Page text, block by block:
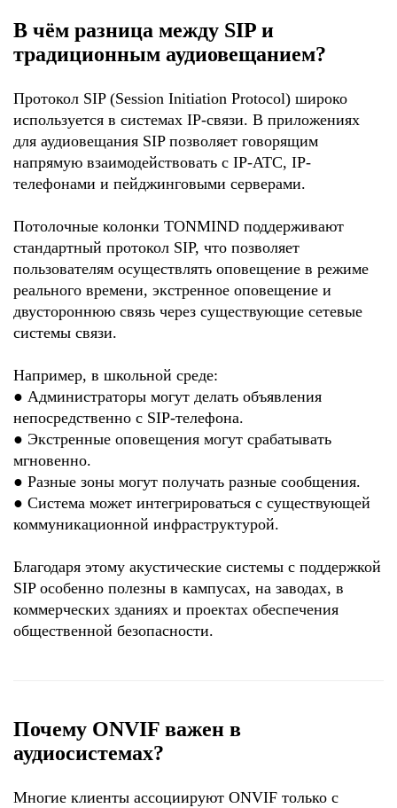
В чём разница между SIP и
традиционным аудиовещанием?
Протокол SIP (Session Initiation Protocol) широко
используется в системах IP-связи. В приложениях
для аудиовещания SIP позволяет говорящим
напрямую взаимодействовать с IP-АТС, IP-
телефонами и пейджинговыми серверами.
Потолочные колонки TONMIND поддерживают
стандартный протокол SIP, что позволяет
пользователям осуществлять оповещение в режиме
реального времени, экстренное оповещение и
двустороннюю связь через существующие сетевые
системы связи.
Например, в школьной среде:
● Администраторы могут делать объявления
непосредственно с SIP-телефона.
● Экстренные оповещения могут срабатывать
мгновенно.
● Разные зоны могут получать разные сообщения.
● Система может интегрироваться с существующей
коммуникационной инфраструктурой.
Благодаря этому акустические системы с поддержкой
SIP особенно полезны в кампусах, на заводах, в
коммерческих зданиях и проектах обеспечения
общественной безопасности.
Почему ONVIF важен в
аудиосистемах?
Многие клиенты ассоциируют ONVIF только с